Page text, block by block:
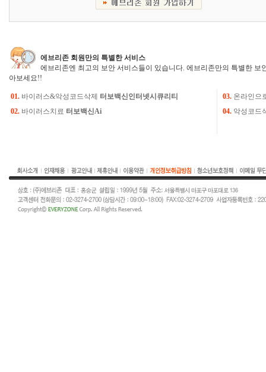
에브리존 회원만의 특별한 서비스
에브리존엔 최고의 보안 서비스들이 있습니다. 에브리존만의 특별한 보
아보세요!!
01. 바이러스&악성코드삭제 터보백신인터넷시큐리티 03. 온라인으
02. 바이러스치료 터보백신Ai 04. 악성코드